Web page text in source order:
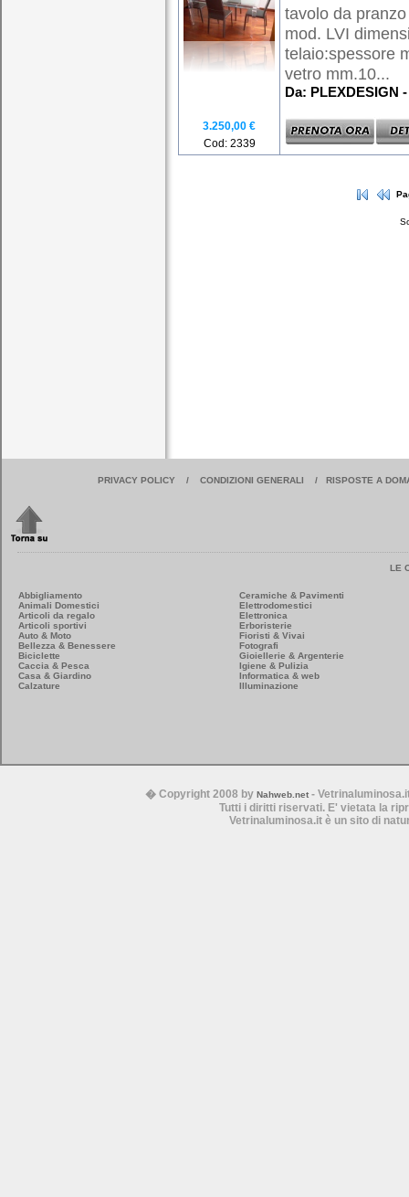
3.250,00 €
Cod: 2339
tavolo da
mod. LVI
telaio:spessore
vetro mm.10...
Da: PLEXDESIGN
PRIVACY POLICY / CONDIZIONI GENERALI / RISPOSTE A
LE
Abbigliamento
Animali Domestici
Articoli da regalo
Articoli sportivi
Auto & Moto
Bellezza & Benessere
Biciclette
Caccia & Pesca
Casa & Giardino
Calzature
Ceramiche & Pavimenti
Elettrodomestici
Elettronica
Erboristerie
Fioristi & Vivai
Fotografi
Gioiellerie & Argenterie
Igiene & Pulizia
Informatica & web
Illuminazione
� Copyright 2008 by Nahweb.net-
Tutti i diritti riservati. E' vietata la
Vetrinaluminosa.it è un sito di